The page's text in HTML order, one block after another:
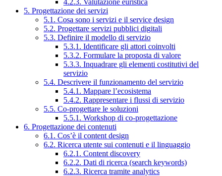
4.2.3. Valutazione euristica
5. Progettazione dei servizi
5.1. Cosa sono i servizi e il service design
5.2. Progettare servizi pubblici digitali
5.3. Definire il modello di servizio
5.3.1. Identificare gli attori coinvolti
5.3.2. Formulare la proposta di valore
5.3.3. Inquadrare gli elementi costitutivi del
servizio
5.4. Descrivere il funzionamento del servizio
5.4.1. Mappare l’ecosistema
5.4.2. Rappresentare i flussi di servizio
5.5. Co-progettare le soluzioni
5.5.1. Workshop di co-progettazione
6. Progettazione dei contenuti
6.1. Cos’è il content design
6.2. Ricerca utente sui contenuti e il linguaggio
6.2.1. Content discovery
6.2.2. Dati di ricerca (search keywords)
6.2.3. Ricerca tramite analytics